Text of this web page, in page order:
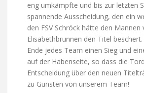
eng umkämpfte und bis zur letzten
spannende Ausscheidung, den ein
den FSV Schröck hätte den Mannen
Elisabethbrunnen den Titel
Ende jedes Team einen Sieg und
auf der Habenseite, so dass die
Entscheidung über den neuen
zu Gunsten von unserem Team!